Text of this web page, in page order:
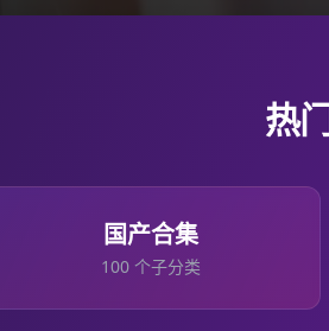
热
国产合集
100 个子分类